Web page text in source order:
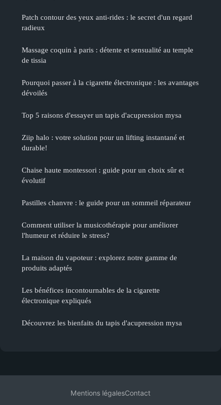
Patch contour des yeux anti-rides : le secret d'un regard
radieux
Massage coquin à paris : détente et sensualité au temple
de tissia
Pourquoi passer à la cigarette électronique : les avantages
dévoilés
Top 5 raisons d'essayer un tapis d'acupression mysa
Ziip halo : votre solution pour un lifting instantané et
durable!
Chaise haute montessori : guide pour un choix sûr et
évolutif
Pastilles chanvre : le guide pour un sommeil réparateur
Comment utiliser la musicothérapie pour améliorer
l'humeur et réduire le stress?
La maison du vapoteur : explorez notre gamme de
produits adaptés
Les bénéfices incontournables de la cigarette
électronique expliqués
Découvrez les bienfaits du tapis d'acupression mysa
Mentions légalesContact